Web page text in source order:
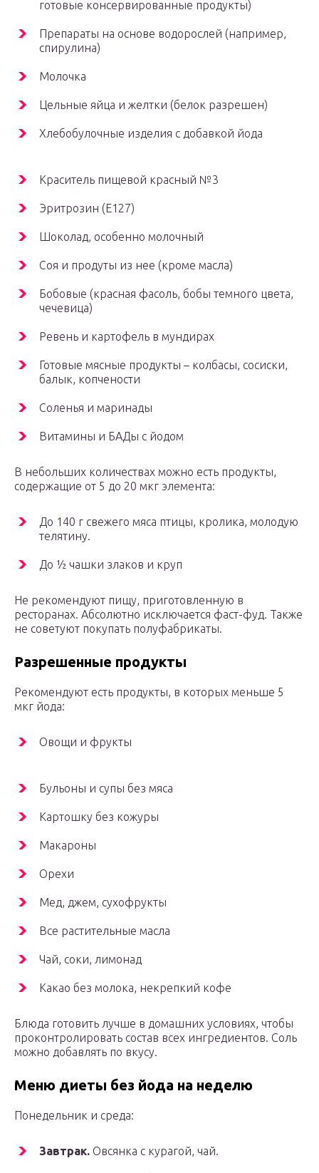
готовые консервированные продукты)
Препараты на основе водорослей (например,
спирулина)
Молочка
Цельные яйца и желтки (белок разрешен)
Хлебобулочные изделия с добавкой йода
Краситель пищевой красный №3
Эритрозин (Е127)
Шоколад, особенно молочный
Соя и продуты из нее (кроме масла)
Бобовые (красная фасоль, бобы темного цвета,
чечевица)
Ревень и картофель в мундирах
Готовые мясные продукты – колбасы, сосиски,
балык, копчености
Соленья и маринады
Витамины и БАДы с йодом
В небольших количествах можно есть продукты,
содержащие от 5 до 20 мкг элемента:
До 140 г свежего мяса птицы, кролика, молодую
телятину.
До ½ чашки злаков и круп
Не рекомендуют пищу, приготовленную в
ресторанах. Абсолютно исключается фаст-фуд. Также
не советуют покупать полуфабрикаты.
Разрешенные продукты
Рекомендуют есть продукты, в которых меньше 5
мкг йода:
Овощи и фрукты
Бульоны и супы без мяса
Картошку без кожуры
Макароны
Орехи
Мед, джем, сухофрукты
Все растительные масла
Чай, соки, лимонад
Какао без молока, некрепкий кофе
Блюда готовить лучше в домашних условиях, чтобы
проконтролировать состав всех ингредиентов. Соль
можно добавлять по вкусу.
Меню диеты без йода на неделю
Понедельник и среда:
Завтрак. Овсянка с курагой, чай.